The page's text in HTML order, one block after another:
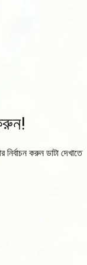
নির্বাচন করুন ডাটা